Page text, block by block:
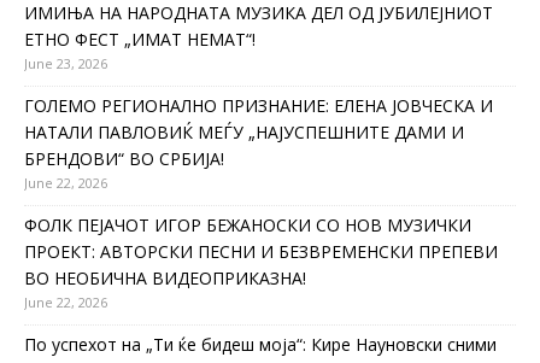
ИМИЊА НА НАРОДНАТА МУЗИКА ДЕЛ ОД ЈУБИЛЕЈНИОТ
ЕТНО ФЕСТ „ИМАТ НЕМАТ“!
June 23, 2026
ГОЛЕМО РЕГИОНАЛНО ПРИЗНАНИЕ: ЕЛЕНА ЈОВЧЕСКА И
НАТАЛИ ПАВЛОВИЌ МЕЃУ „НАЈУСПЕШНИТЕ ДАМИ И
БРЕНДОВИ“ ВО СРБИЈА!
June 22, 2026
ФОЛК ПЕЈАЧОТ ИГОР БЕЖАНОСКИ СО НОВ МУЗИЧКИ
ПРОЕКТ: АВТОРСКИ ПЕСНИ И БЕЗВРЕМЕНСКИ ПРЕПЕВИ
ВО НЕОБИЧНА ВИДЕОПРИКАЗНА!
June 22, 2026
По успехот на „Ти ќе бидеш моја“: Кире Науновски сними